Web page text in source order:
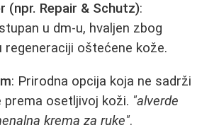
(npr. Repair & Schutz):
u dm-u, hvaljen zbog
oštećene kože.
: Prirodna opcija koja ne sadrži
prema osetljivoj koži. "alverde
krema za ruke".